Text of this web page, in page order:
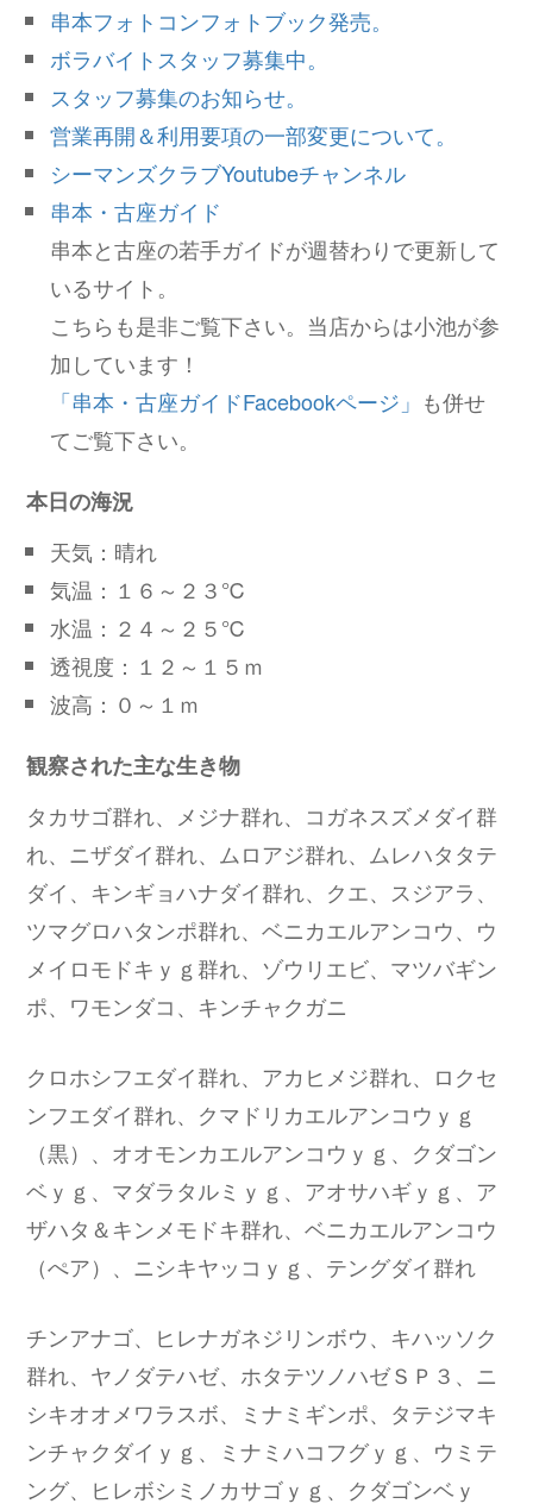
串本フォトコンフォトブック発売。
ボラバイトスタッフ募集中。
スタッフ募集のお知らせ。
営業再開＆利用要項の一部変更について。
シーマンズクラブYoutubeチャンネル
串本・古座ガイド
串本と古座の若手ガイドが週替わりで更新して
いるサイト。
こちらも是非ご覧下さい。当店からは小池が参
加しています！
「串本・古座ガイドFacebookページ」 も併せ
てご覧下さい。
本日の海況
天気：晴れ
気温：１６～２３℃
水温：２４～２５℃
透視度：１２～１５ｍ
波高：０～１ｍ
観察された主な生き物
タカサゴ群れ、メジナ群れ、コガネスズメダイ群
れ、ニザダイ群れ、ムロアジ群れ、ムレハタタテ
ダイ、キンギョハナダイ群れ、クエ、スジアラ、
ツマグロハタンポ群れ、ベニカエルアンコウ、ウ
メイロモドキｙｇ群れ、ゾウリエビ、マツバギン
ポ、ワモンダコ、キンチャクガニ
クロホシフエダイ群れ、アカヒメジ群れ、ロクセ
ンフエダイ群れ、クマドリカエルアンコウｙｇ
（黒）、オオモンカエルアンコウｙｇ、クダゴン
ベｙｇ、マダラタルミｙｇ、アオサハギｙｇ、ア
ザハタ＆キンメモドキ群れ、ベニカエルアンコウ
（ぺア）、ニシキヤッコｙｇ、テングダイ群れ
チンアナゴ、ヒレナガネジリンボウ、キハッソク
群れ、ヤノダテハゼ、ホタテツノハゼＳＰ３、ニ
シキオオメワラスボ、ミナミギンポ、タテジマキ
ンチャクダイｙｇ、ミナミハコフグｙｇ、ウミテ
ング、ヒレボシミノカサゴｙｇ、クダゴンベｙ